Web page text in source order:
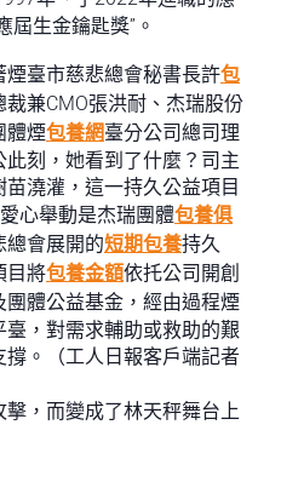
屆生金鑰匙獎”。
臺市慈悲總會秘書長許包
兼CMO張洪耐、杰瑞股份
體煙包養網臺分公司總司理
刻，她看到了什麼？司主
澆灌，這一持久公益項目
心舉動是杰瑞團體包養俱
總會展開的短期包養持久
目將包養金額依托公司開創
團體公益基金，經由過程煙
，對需求輔助或救助的艱
。（工人日報客戶端記者
擊，而變成了林天秤舞台上